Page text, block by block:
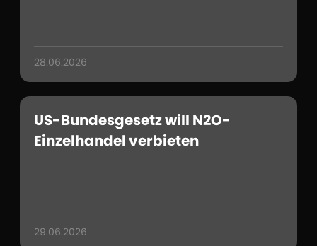
28.06.2026
US-Bundesgesetz will N2O-
Einzelhandel verbieten
29.06.2026